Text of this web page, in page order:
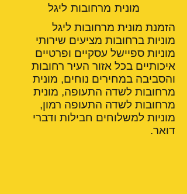
מונית מרחובות ליגל
הזמנת מונית מרחובות ליגל
מוניות ברחובות מציעים שירותי
מוניות ספיישל עסקיים ופרטיים
איכותיים בכל אזור העיר רחובות
והסביבה במחירים נוחים, מונית
מרחובות לשדה התעופה, מונית
מרחובות לשדה התעופה רמון,
מוניות למשלוחים חבילות ודברי
דואר.